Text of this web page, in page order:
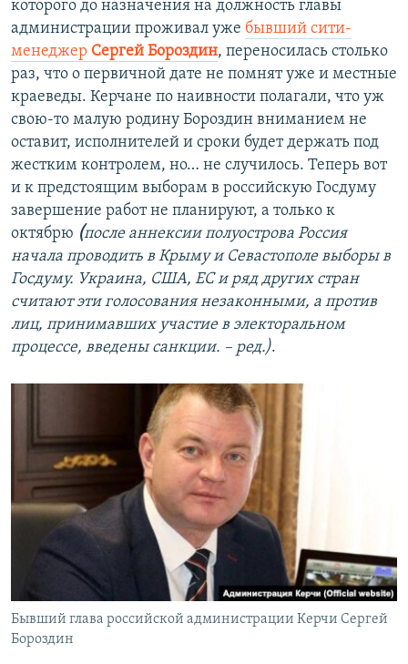
которого до назначения на должность главы
администрации проживал уже бывший сити-
менеджер Сергей Бороздин, переносилась столько
раз, что о первичной дате не помнят уже и местные
краеведы. Керчане по наивности полагали, что уж
свою-то малую родину Бороздин вниманием не
оставит, исполнителей и сроки будет держать под
жестким контролем, но… не случилось. Теперь вот
и к предстоящим выборам в российскую Госдуму
завершение работ не планируют, а только к
октябрю (после аннексии полуострова Россия
начала проводить в Крыму и Севастополе выборы в
Госдуму. Украина, США, ЕС и ряд других стран
считают эти голосования незаконными, а против
лиц, принимавших участие в электоральном
процессе, введены санкции. – ред.).
Бывший глава российской администрации Керчи Сергей
Бороздин